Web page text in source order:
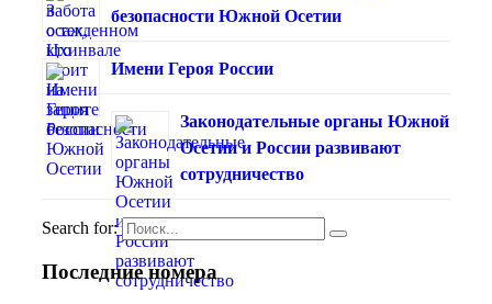
безопасности Южной Осетии
Имени Героя России
Законодательные органы Южной
Осетии и России развивают
сотрудничество
Search for:
Последние номера